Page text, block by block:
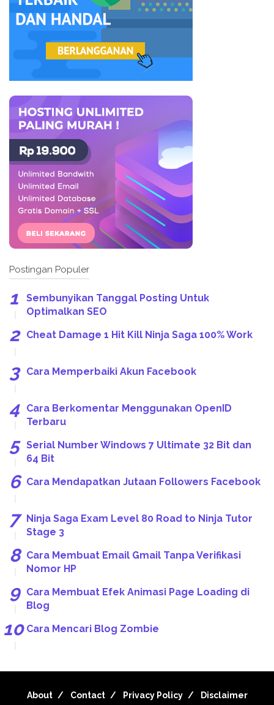
Postingan Populer
Sembunyikan Tanggal Posting Untuk
Optimalkan SEO
Cheat Damage 1 Hit Kill Ninja Saga 100% Work
Cara Memperbaiki Akun Facebook
Cara Berkomentar Menggunakan OpenID
Terbaru
Serial Number Windows 7 Ultimate 32 Bit dan
64 Bit
Cara Mendapatkan Jutaan Followers Facebook
Ninja Saga Exam Level 80 Road to Ninja Tutor
Stage 3
Cara Membuat Email Gmail Tanpa Verifikasi
Nomor HP
Cara Membuat Efek Animasi Page Loading di
Blog
Cara Mencari Blog Zombie
About Contact Privacy Policy Disclaimer